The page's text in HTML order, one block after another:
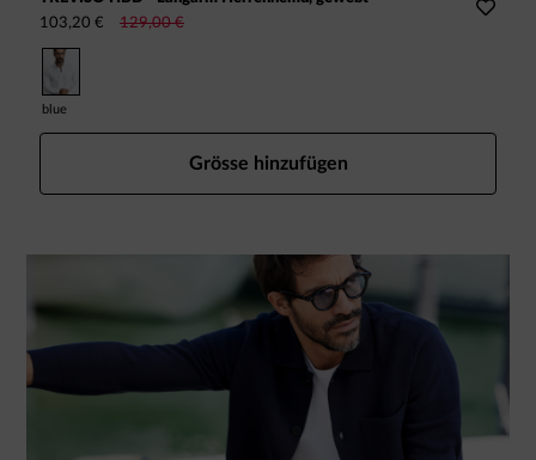
103,20 €
129,00 €
blue
Grösse hinzufügen